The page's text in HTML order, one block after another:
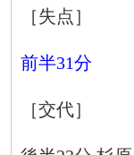
［失点］
前半31分
［交代］